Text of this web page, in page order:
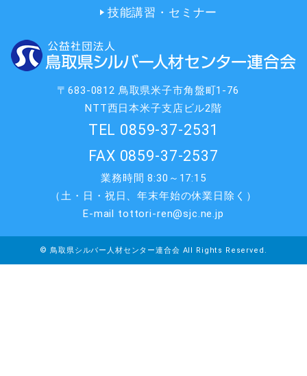
技能講習・セミナー
〒683-0812 鳥取県米子市角盤町1-76
NTT西日本米子支店ビル2階
TEL 0859-37-2531
FAX 0859-37-2537
業務時間 8:30～17:15
（土・日・祝日、年末年始の休業日除く）
E-mail tottori-ren@sjc.ne.jp
© 鳥取県シルバー人材センター連合会 All Rights Reserved.